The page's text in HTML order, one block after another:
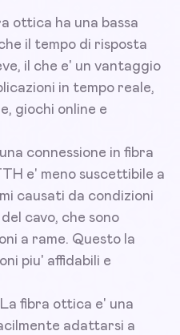
ottica ha una bassa
il tempo di risposta
il che e' un vantaggio
in tempo reale,
giochi online e
connessione in fibra
e' meno suscettibile a
causati da condizioni
cavo, che sono
a rame. Questo la
piu' affidabili e
La fibra ottica e' una
adattarsi a